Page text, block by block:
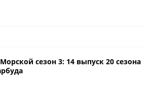
сезон 3: 14 выпуск 20 сезона